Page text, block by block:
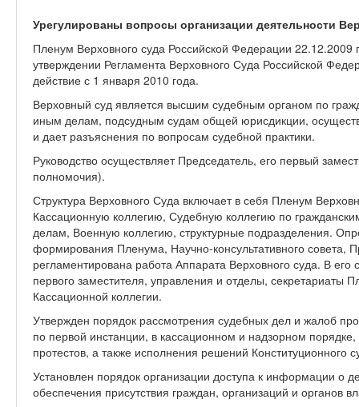
Урегулированы вопросы организации деятельности
Пленум Верховного суда Российской Федерации
утверждении Регламента Верховного Суда Российской
действие с 1 января 2010 года.
Верховный суд является высшим судебным органом по
иным делам, подсудным судам общей юрисдикции,
и дает разъяснения по вопросам судебной практики.
Руководство осуществляет Председатель, его первый
полномочия).
Структура Верховного Суда включает в себя Пленум
Кассационную коллегию, Судебную коллегию по
делам, Военную коллегию, структурные подразделения.
формирования Пленума, Научно-консультативного совета,
регламентирована работа Аппарата Верховного суда. В его
первого заместителя, управления и отделы, секретариаты
Кассационной коллегии.
Утвержден порядок рассмотрения судебных дел и жалоб
по первой инстанции, в кассационном и надзорном
протестов, а также исполнения решений Конституционного
Установлен порядок организации доступа к информации о
обеспечения присутствия граждан, организаций и органов